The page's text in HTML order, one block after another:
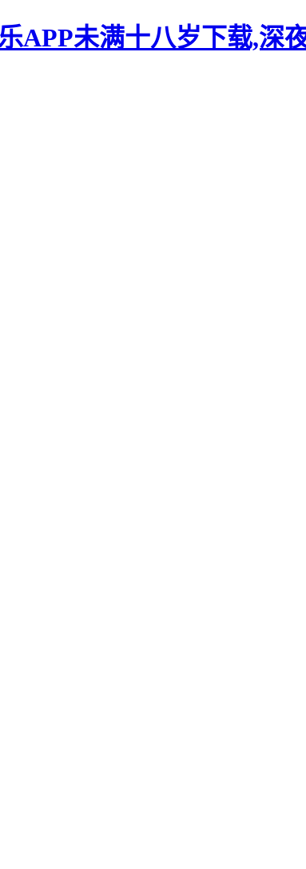
APP未满十八岁下载,深